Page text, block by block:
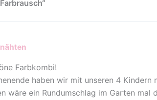
Farbkombi!
haben wir mit unseren 4 Kindern
wäre ein Rundumschlag im Garten mal